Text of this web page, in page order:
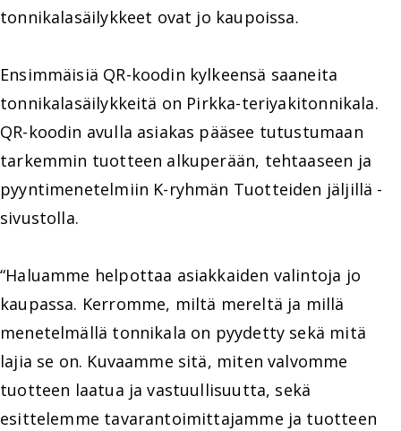
tonnikalasäilykkeet ovat jo kaupoissa.
Ensimmäisiä QR-koodin kylkeensä saaneita
tonnikalasäilykkeitä on Pirkka-teriyakitonnikala.
QR-koodin avulla asiakas pääsee tutustumaan
tarkemmin tuotteen alkuperään, tehtaaseen ja
pyyntimenetelmiin K-ryhmän Tuotteiden jäljillä -
sivustolla.
“Haluamme helpottaa asiakkaiden valintoja jo
kaupassa. Kerromme, miltä mereltä ja millä
menetelmällä tonnikala on pyydetty sekä mitä
lajia se on. Kuvaamme sitä, miten valvomme
tuotteen laatua ja vastuullisuutta, sekä
esittelemme tavarantoimittajamme ja tuotteen